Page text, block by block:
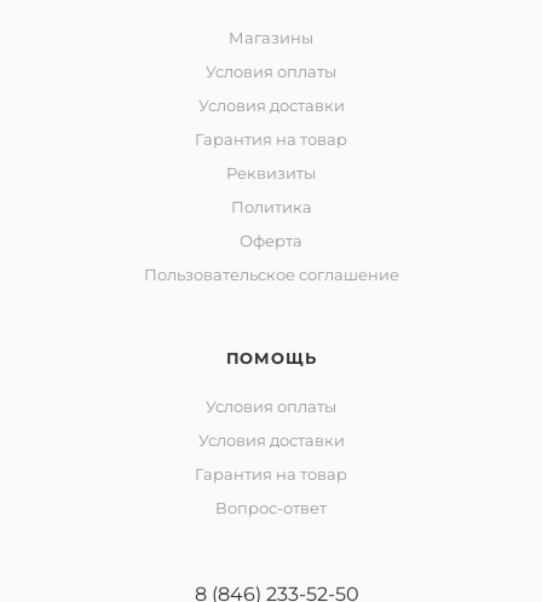
Магазины
Условия оплаты
Условия доставки
Гарантия на товар
Реквизиты
Политика
Оферта
Пользовательское соглашение
ПОМОЩЬ
Условия оплаты
Условия доставки
Гарантия на товар
Вопрос-ответ
8 (846) 233-52-50